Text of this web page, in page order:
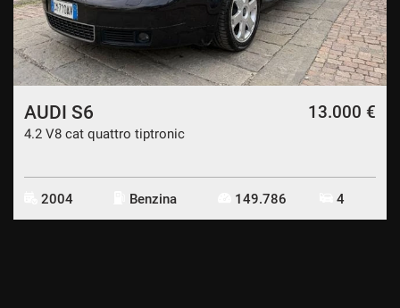
AUDI S6
4.2 V8 cat quattro tiptronic
13.000 €
2004 Benzina 149.786 4